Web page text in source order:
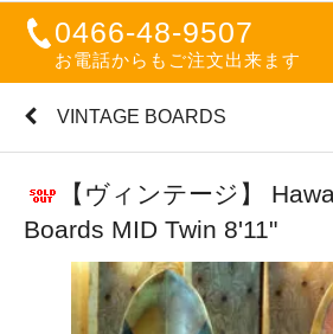
0466-48-9507
お電話からもご注文出来ます
VINTAGE BOARDS
【ヴィンテージ】
Boards MID Twin 8'11"